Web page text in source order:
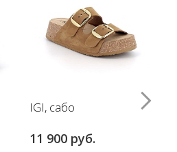
IGI, сабо
11 900 руб.